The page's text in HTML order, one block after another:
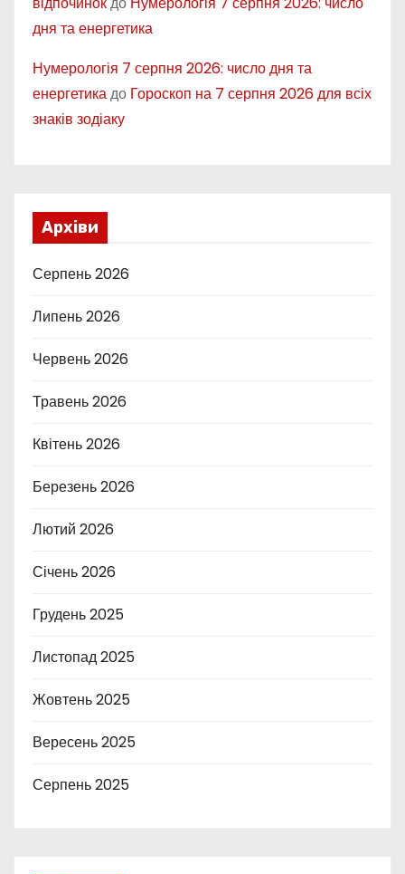
дня та енергетика
Нумерологія 7 серпня 2026: число дня та
енергетикадо Гороскоп на 7 серпня 2026 для всіх
знаків зодіаку
Архіви
Серпень 2026
Липень 2026
Червень 2026
Травень 2026
Квітень 2026
Березень 2026
Лютий 2026
Січень 2026
Грудень 2025
Листопад 2025
Жовтень 2025
Вересень 2025
Серпень 2025